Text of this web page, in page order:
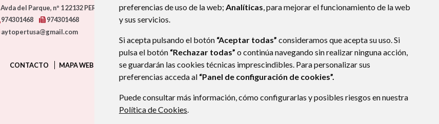
preferencias de uso de la web; Analíticas, para mejorar el funcionamiento de la web
y sus servicios.
Si acepta pulsando el botón “Aceptar todas” consideramos que acepta su uso. Si
pulsa el botón “Rechazar todas” o continúa navegando sin realizar ninguna acción,
se guardarán las cookies técnicas imprescindibles. Para personalizar sus
preferencias acceda al “Panel de configuración de cookies”.
Puede consultar más información, cómo configurarlas y posibles riesgos en nuestra
Política de Cookies.
Avda del Parque, nº 122132PERTUSA (HUESCA)- ARAGÓN(ESPAÑA)
974301468
974301468
aytopertusa@gmail.com
CONTACTO MAPA WEB AVISO LEGAL PROTECCIÓN DE DATOS ACCESIBILIDAD POLÍTICA DE COOKIES